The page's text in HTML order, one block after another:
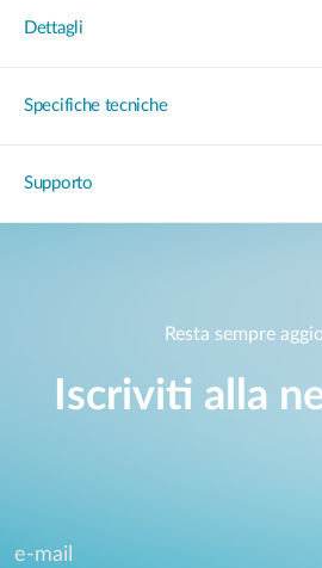
Dettagli
Specifiche tecniche
Supporto
Resta sempre
Iscriviti alla